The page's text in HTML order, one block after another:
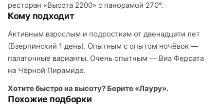
ресторан «Высота 2200» с панорамой 270°.
Кому подходит
Активным взрослым и подросткам от двенадцати лет
(Бзерпинский 1 день). Опытным с опытом ночёвок —
палаточные варианты. Очень опытным — Виа Феррата
на Чёрной Пирамиде.
Хотите быстро на высоту? Берите «Лауру».
Похожие подборки